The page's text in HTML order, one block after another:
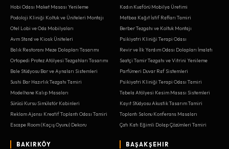
Hobi Odası Maket Masası Yenileme
Podoloji Kliniği Koltuk ve Üniteleri Montajı
Otel Lobi ve Oda Mobilyaları
Avm Stand ve Kiosk Üniteleri
Balık Restoranı Meze Dolapları Tasarımı
Ortopedi Protez Atölyesi Tezgahları Tasarımı
Bale Stüdyosu Bar ve Aynaları Sistemleri
Sushi Bar Hazırlık Tezgahı Tamiri
Modelhane Kalıp Masaları
Sürücü Kursu Simülatör Kabinleri
Reklam Ajansı Kreatif Toplantı Odası Tamiri
Escape Room (Kaçış Oyunu) Dekoru
Kadın Kuaförü Mobilya Üretimi
Matbaa Kağıt İstif Rafları Tamiri
Berber Tezgahı ve Koltuk Montajı
Psikiyatri Kliniği Terapi Odası
Revir ve İlk Yardım Odası Dolapları İmalatı
Saatçi Tamir Tezgahı ve Vitrini Yenileme
Parfümeri Duvar Raf Sistemleri
Psikiyatri Kliniği Terapi Odası Tamiri
Tabela Atölyesi Kesim Masası Sistemleri
Kayıt Stüdyosu Akustik Tasarım Tamiri
Toplantı Salonu Konferans Masaları
Çatı Katı Eğimli Dolap Çözümleri Tamiri
BAKIRKÖY BAŞAKŞEHIR